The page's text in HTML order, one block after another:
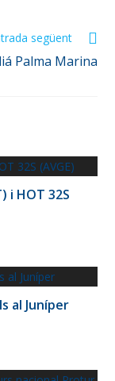
següent
Palma Marina
i HOT 32S
al Juníper